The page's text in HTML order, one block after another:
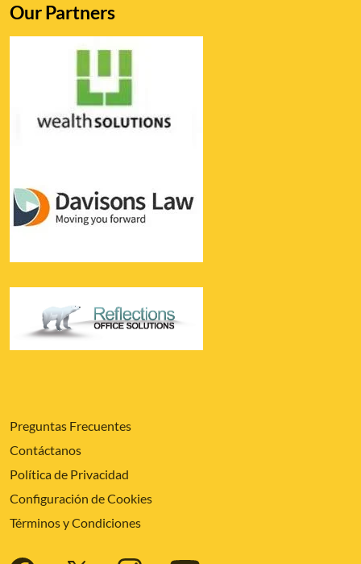
Preguntas Frecuentes
Contáctanos
Política de Privacidad
Configuración de Cookies
Términos y Condiciones
Our Partners